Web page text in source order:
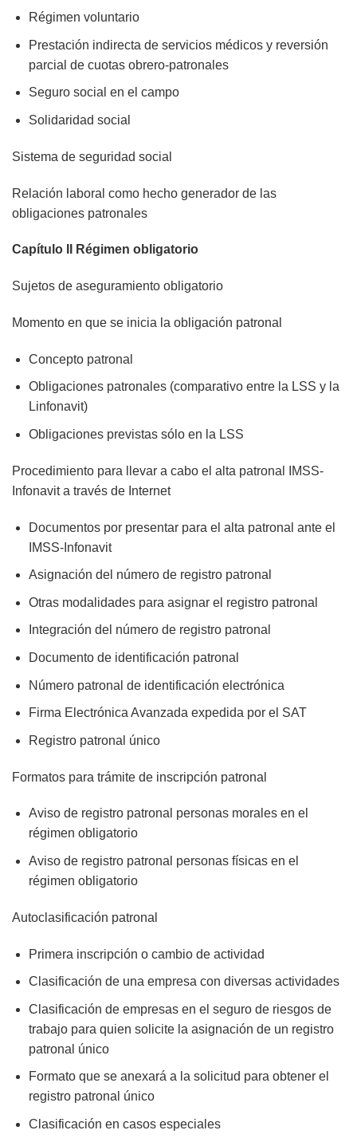
Régimen voluntario
Prestación indirecta de servicios médicos y reversión
parcial de cuotas obrero-patronales
Seguro social en el campo
Solidaridad social
Sistema de seguridad social
Relación laboral como hecho generador de las
obligaciones patronales
Capítulo II Régimen obligatorio
Sujetos de aseguramiento obligatorio
Momento en que se inicia la obligación patronal
Concepto patronal
Obligaciones patronales (comparativo entre la LSS y la
Linfonavit)
Obligaciones previstas sólo en la LSS
Procedimiento para llevar a cabo el alta patronal IMSS-
Infonavit a través de Internet
Documentos por presentar para el alta patronal ante el
IMSS-Infonavit
Asignación del número de registro patronal
Otras modalidades para asignar el registro patronal
Integración del número de registro patronal
Documento de identificación patronal
Número patronal de identificación electrónica
Firma Electrónica Avanzada expedida por el SAT
Registro patronal único
Formatos para trámite de inscripción patronal
Aviso de registro patronal personas morales en el
régimen obligatorio
Aviso de registro patronal personas físicas en el
régimen obligatorio
Autoclasificación patronal
Primera inscripción o cambio de actividad
Clasificación de una empresa con diversas actividades
Clasificación de empresas en el seguro de riesgos de
trabajo para quien solicite la asignación de un registro
patronal único
Formato que se anexará a la solicitud para obtener el
registro patronal único
Clasificación en casos especiales